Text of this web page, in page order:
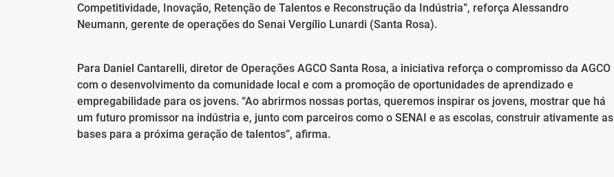
Competitividade, Inovação, Retenção de Talentos e Reconstrução da Indústria”, reforça Alessandro
Neumann, gerente de operações do Senai Vergílio Lunardi (Santa Rosa).
Para Daniel Cantarelli, diretor de Operações AGCO Santa Rosa, a iniciativa reforça o compromisso da AGCO
com o desenvolvimento da comunidade local e com a promoção de oportunidades de aprendizado e
empregabilidade para os jovens. “Ao abrirmos nossas portas, queremos inspirar os jovens, mostrar que há
um futuro promissor na indústria e, junto com parceiros como o SENAI e as escolas, construir ativamente as
bases para a próxima geração de talentos”, afirma.